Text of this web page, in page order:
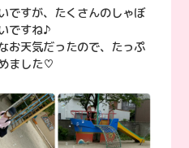
ですが、たくさんのしゃぼ
ですね♪
お天気だったので、たっぷ
ました♡